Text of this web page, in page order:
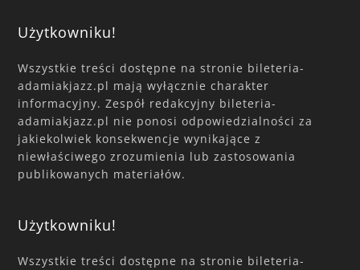
Użytkowniku!
Wszystkie treści dostępne na stronie bileteria-
adamiakjazz.pl mają wyłącznie charakter
informacyjny. Zespół redakcyjny bileteria-
adamiakjazz.pl nie ponosi odpowiedzialności za
jakiekolwiek konsekwencje wynikające z
niewłaściwego zrozumienia lub zastosowania
publikowanych materiałów.
Użytkowniku!
Wszystkie treści dostępne na stronie bileteria-